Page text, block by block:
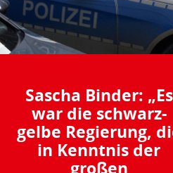
Sascha Binder: „Es
war die schwarz-
gelbe Regierung,
in Kenntnis der
großen